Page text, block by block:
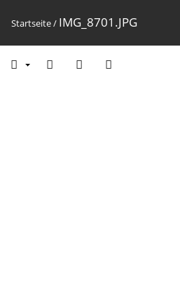
Startseite/ IMG_8701.JPG